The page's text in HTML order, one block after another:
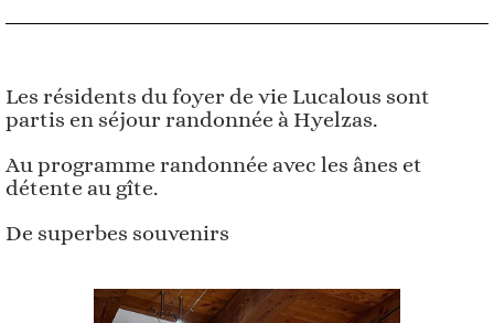
Les résidents du foyer de vie Lucalous sont
partis en séjour randonnée à Hyelzas.
Au programme randonnée avec les ânes et
détente au gîte.
De superbes souvenirs